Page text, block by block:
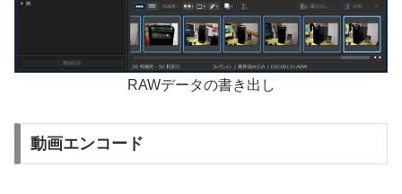
RAWデータの書き出し
動画エンコード